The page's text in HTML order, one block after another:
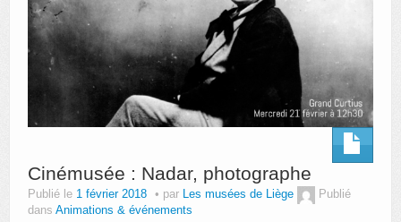
Cinémusée : Nadar, photographe
Publié le 1 février 2018 par Les musées de Liège
Publié
dans Animations & événements